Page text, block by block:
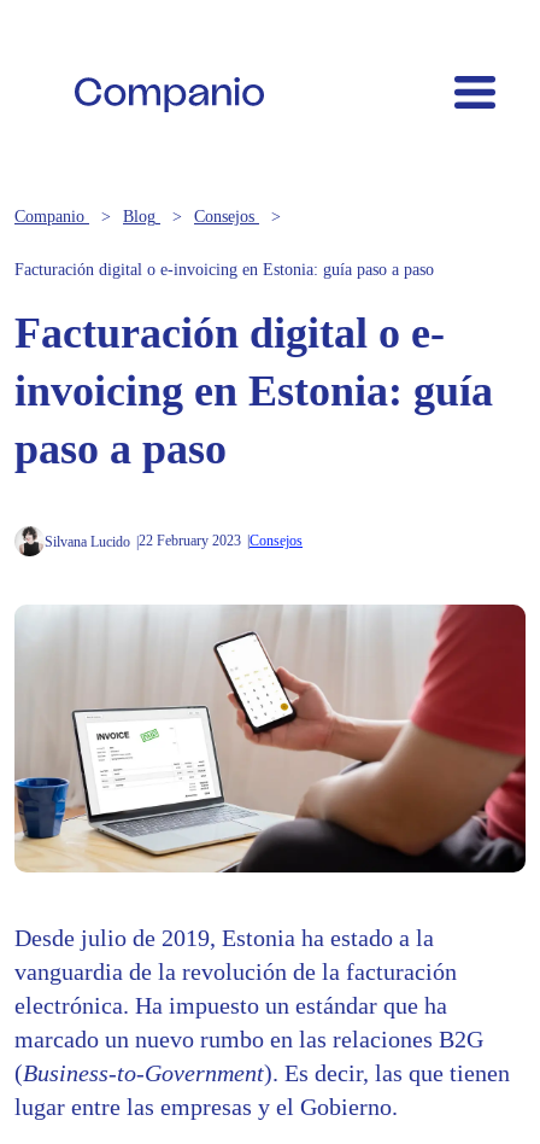
Companio Blog Consejos
Facturación digital o e-invoicing en Estonia: guía paso a paso
Facturación digital o e-
invoicing en Estonia: guía
paso a paso
Silvana Lucido 22 February 2023 Consejos
Desde julio de 2019, Estonia ha estado a la
vanguardia de la revolución de la facturación
electrónica. Ha impuesto un estándar que ha
marcado un nuevo rumbo en las relaciones B2G
(Business-to-Government). Es decir, las que tienen
lugar entre las empresas y el Gobierno.